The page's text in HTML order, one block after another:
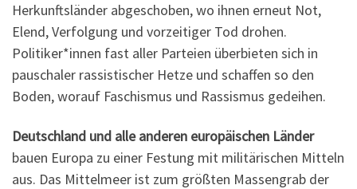
Herkunftsländer abgeschoben, wo ihnen erneut Not,
Elend, Verfolgung und vorzeitiger Tod drohen.
Politiker*innen fast aller Parteien überbieten sich in
pauschaler rassistischer Hetze und schaffen so den
Boden, worauf Faschismus und Rassismus gedeihen.
Deutschland und alle anderen europäischen Länder
bauen Europa zu einer Festung mit militärischen Mitteln
aus. Das Mittelmeer ist zum größten Massengrab der